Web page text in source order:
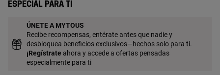
Especial para ti
ÚNETE A MYTOUS
Recibe recompensas, entérate antes que nadie y
desbloquea beneficios exclusivos—hechos solo para ti.
¡Regístrate ahora y accede a ofertas pensadas
especialmente para ti